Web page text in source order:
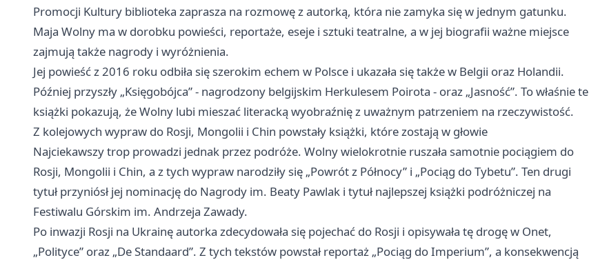
Promocji Kultury biblioteka zaprasza na rozmowę z autorką, która nie zamyka się w jednym gatunku.
Maja Wolny ma w dorobku powieści, reportaże, eseje i sztuki teatralne, a w jej biografii ważne miejsce
zajmują także nagrody i wyróżnienia.
Jej powieść z 2016 roku odbiła się szerokim echem w Polsce i ukazała się także w Belgii oraz Holandii.
Później przyszły „Księgobójca” - nagrodzony belgijskim Herkulesem Poirota - oraz „Jasność”. To właśnie te
książki pokazują, że Wolny lubi mieszać literacką wyobraźnię z uważnym patrzeniem na rzeczywistość.
Z kolejowych wypraw do Rosji, Mongolii i Chin powstały książki, które zostają w głowie
Najciekawszy trop prowadzi jednak przez podróże. Wolny wielokrotnie ruszała samotnie pociągiem do
Rosji, Mongolii i Chin, a z tych wypraw narodziły się „Powrót z Północy” i „Pociąg do Tybetu”. Ten drugi
tytuł przyniósł jej nominację do Nagrody im. Beaty Pawlak i tytuł najlepszej książki podróżniczej na
Festiwalu Górskim im. Andrzeja Zawady.
Po inwazji Rosji na Ukrainę autorka zdecydowała się pojechać do Rosji i opisywała tę drogę w Onet,
„Polityce” oraz „De Standaard”. Z tych tekstów powstał reportaż „Pociąg do Imperium”, a konsekwencją